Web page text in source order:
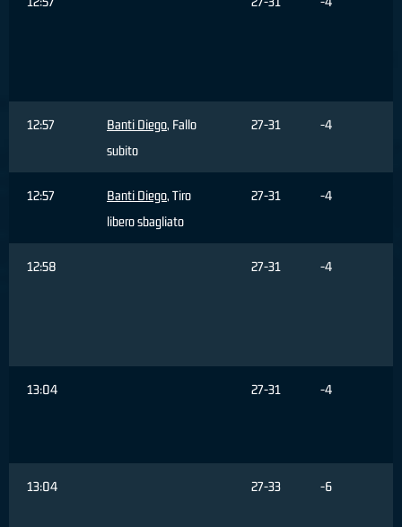
12:57 Banti Diego, Fallo
subito
27-31 -4
12:57 Banti Diego, Tiro
libero sbagliato
27-31 -4
12:58 27-31 -4
13:04 27-31 -4
13:04 27-33 -6